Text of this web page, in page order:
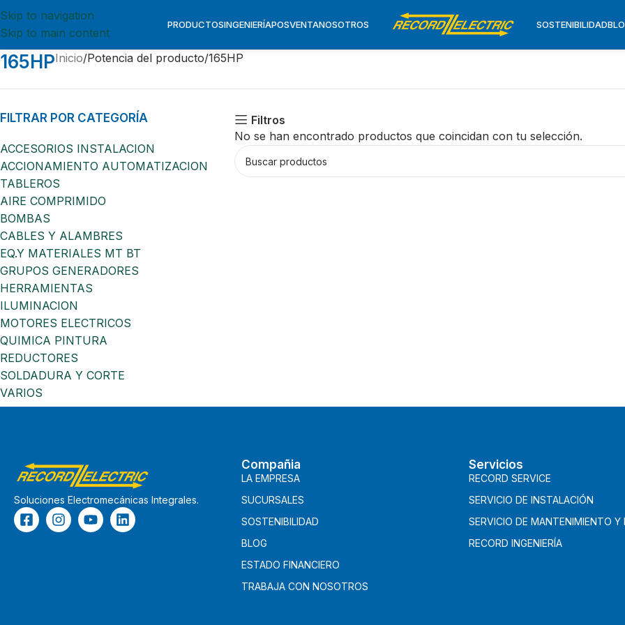
Skip to navigation
Skip to main content
PRODUCTOSINGENIERÍAPOSVENTANOSOTROS SOSTENIBILIDAD
165HPInicio Potencia del producto 165HP
FILTRAR POR CATEGORÍA
ACCESORIOS INSTALACION
ACCIONAMIENTO AUTOMATIZACION
TABLEROS
AIRE COMPRIMIDO
BOMBAS
CABLES Y ALAMBRES
EQ.Y MATERIALES MT BT
GRUPOS GENERADORES
HERRAMIENTAS
ILUMINACION
MOTORES ELECTRICOS
QUIMICA PINTURA
REDUCTORES
SOLDADURA Y CORTE
VARIOS
Filtros
No se han encontrado productos que coincidan con tu selección.
Soluciones Electromecánicas Integrales.
Compañia
LA EMPRESA
SUCURSALES
SOSTENIBILIDAD
BLOG
ESTADO FINANCIERO
TRABAJA CON NOSOTROS
Servicios
RECORD SERVICE
SERVICIO DE INSTALACIÓN
SERVICIO DE MANTENIMIENTO Y
RECORD INGENIERÍA